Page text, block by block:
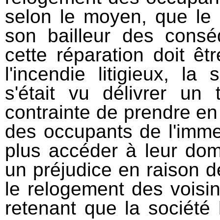
selon le moyen, que le
son bailleur des
cette réparation doit
l'incendie litigieux, la
s'était vu délivrer un
contrainte de prendre
des occupants de
plus accéder à leur
un préjudice en raison
le relogement des
retenant que la